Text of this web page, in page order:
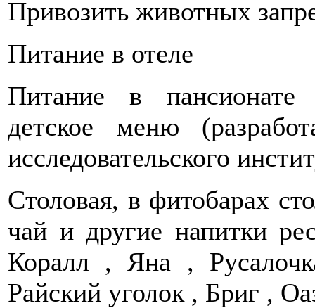
Привозить животных
Питание в отеле
Питание в пансионате
детское меню
исследовательского
Cтоловая, в фитобарах
чай и другие напитки
Коралл , Яна ,
Райский уголок , Бриг ,